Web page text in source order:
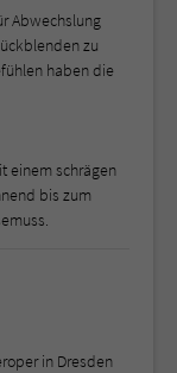
Abwechslung
zu
haben die
einem schrägen
bis zum
in Dresden